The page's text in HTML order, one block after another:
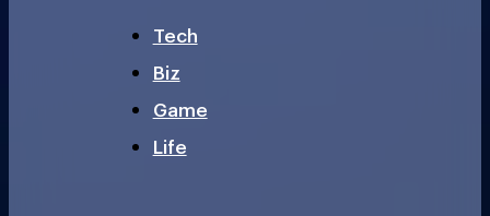
Tech
Biz
Game
Life